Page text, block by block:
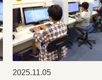
2025.11.05